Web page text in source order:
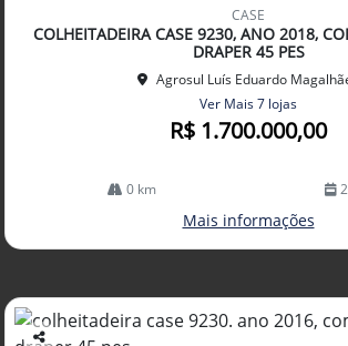
arti
lhe
CASE
COLHEITADEIRA CASE 9230, ANO 2018,
DRAPER 45 PES
Agrosul Luís Eduardo
Ver Mais 7 lojas
R$ 1.700.000,00
0 km
Mais informações